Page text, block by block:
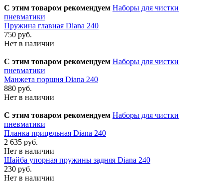
С этим товаром рекомендуем Наборы для чистки
пневматики
Пружина главная Diana 240
750 руб.
Нет в наличии
С этим товаром рекомендуем Наборы для чистки
пневматики
Манжета поршня Diana 240
880 руб.
Нет в наличии
С этим товаром рекомендуем Наборы для чистки
пневматики
Планка прицельная Diana 240
2 635 руб.
Нет в наличии
Шайба упорная пружины задняя Diana 240
230 руб.
Нет в наличии